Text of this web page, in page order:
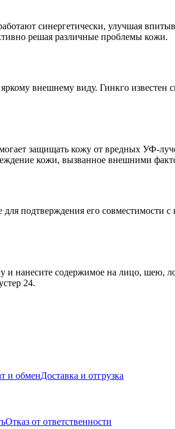
синергетически, улучшая
решая различные проблемы кожи.
внешнему виду. Гинкго
защищать кожу от вредных УФ-
кожи, вызванное внешними
подтверждения его
нанесите содержимое на лицо, шею,
24.
и обменДоставка и отгрузка
Отказ от ответственности